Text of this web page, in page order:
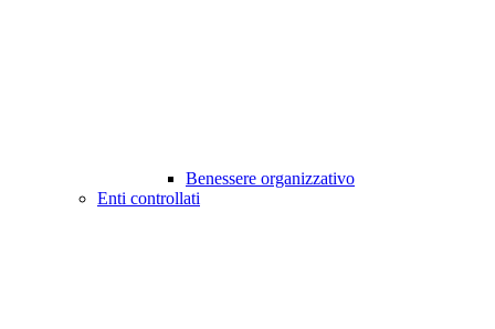
Benessere organizzativo
Enti controllati